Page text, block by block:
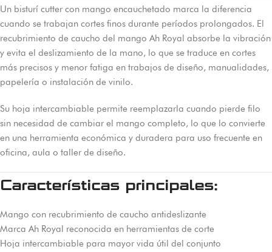
Un bisturí cutter con mango encauchetado marca la diferencia
cuando se trabajan cortes finos durante períodos prolongados. El
recubrimiento de caucho del mango Ah Royal absorbe la vibración
y evita el deslizamiento de la mano, lo que se traduce en cortes
más precisos y menor fatiga en trabajos de diseño, manualidades,
papelería o instalación de vinilo.
Su hoja intercambiable permite reemplazarla cuando pierde filo
sin necesidad de cambiar el mango completo, lo que lo convierte
en una herramienta económica y duradera para uso frecuente en
oficina, aula o taller de diseño.
Características principales:
Mango con recubrimiento de caucho antideslizante
Marca Ah Royal reconocida en herramientas de corte
Hoja intercambiable para mayor vida útil del conjunto